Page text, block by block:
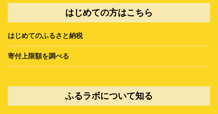
はじめての方はこちら
はじめてのふるさと納税
寄付上限額を調べる
ふるラボについて知る